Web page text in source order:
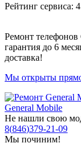
Рейтинг сервиса:
Ремонт телефонов
гарантия до 6
доставка!
Мы открыты
General Mobile
Не нашли свою
8(846)379-21-09
Мы починим!